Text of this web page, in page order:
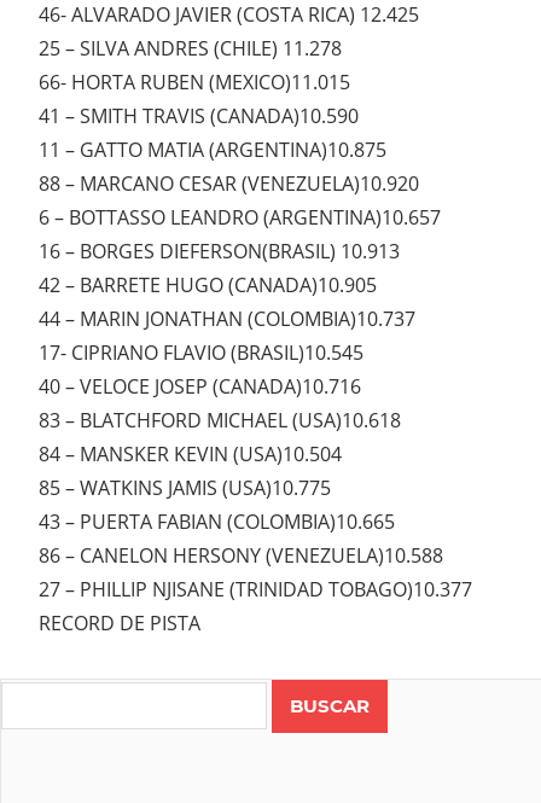
46- ALVARADO JAVIER (COSTA RICA) 12.425
25 – SILVA ANDRES (CHILE) 11.278
66- HORTA RUBEN (MEXICO)11.015
41 – SMITH TRAVIS (CANADA)10.590
11 – GATTO MATIA (ARGENTINA)10.875
88 – MARCANO CESAR (VENEZUELA)10.920
6 – BOTTASSO LEANDRO (ARGENTINA)10.657
16 – BORGES DIEFERSON(BRASIL) 10.913
42 – BARRETE HUGO (CANADA)10.905
44 – MARIN JONATHAN (COLOMBIA)10.737
17- CIPRIANO FLAVIO (BRASIL)10.545
40 – VELOCE JOSEP (CANADA)10.716
83 – BLATCHFORD MICHAEL (USA)10.618
84 – MANSKER KEVIN (USA)10.504
85 – WATKINS JAMIS (USA)10.775
43 – PUERTA FABIAN (COLOMBIA)10.665
86 – CANELON HERSONY (VENEZUELA)10.588
27 – PHILLIP NJISANE (TRINIDAD TOBAGO)10.377
RECORD DE PISTA